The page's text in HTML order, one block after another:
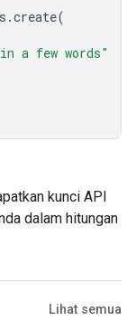
.create(
a few words"
kunci API
dalam hitungan
Lihat semua